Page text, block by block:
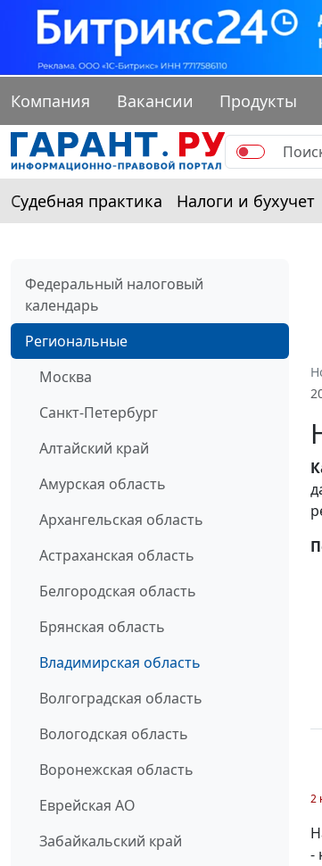
Компания Вакансии Продукты
Судебная практика Налоги и бухучет
Федеральный налоговый
календарь
Региональные
Москва
Санкт-Петербург
Алтайский край
Амурская область
Архангельская область
Астраханская область
Белгородская область
Брянская область
Владимирская область
Волгоградская область
Вологодская область
Воронежская область
Еврейская АО
Забайкальский край
2
-